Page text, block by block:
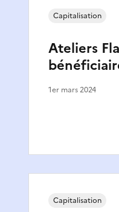
Ateliers
Capitalisation
1er mars 2024
Capitalisation